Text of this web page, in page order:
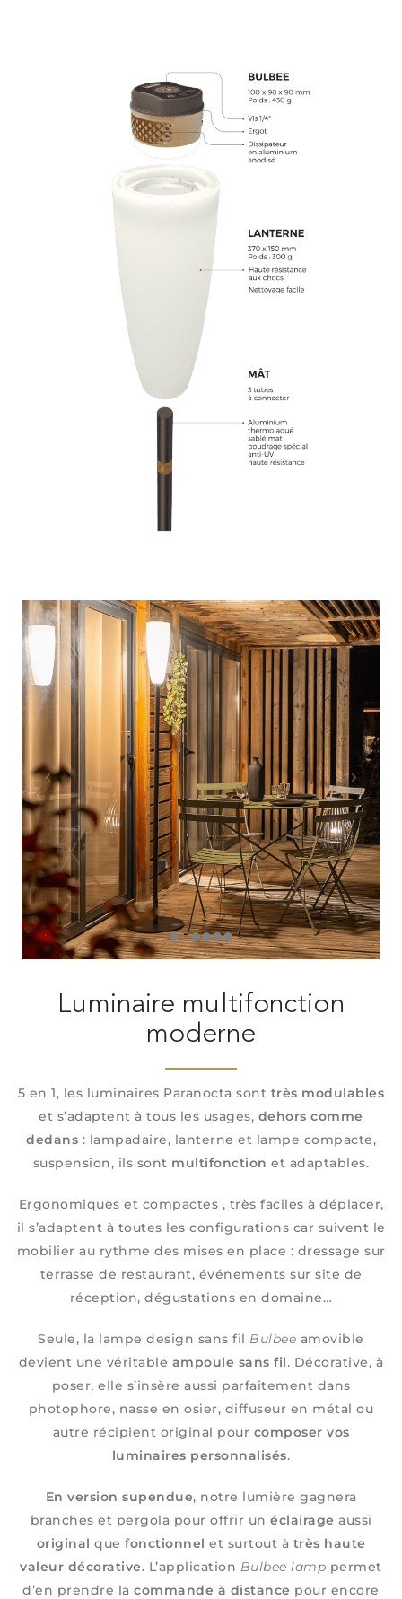
Luminaire multifonction
moderne
5 en 1, les luminaires Paranocta sont très modulables
et s’adaptent à tous les usages, dehors comme
dedans : lampadaire, lanterne et lampe compacte,
suspension, ils sont multifonction et adaptables.
Ergonomiques et compactes , très faciles à déplacer,
il s’adaptent à toutes les configurations car suivent le
mobilier au rythme des mises en place : dressage sur
terrasse de restaurant, événements sur site de
réception, dégustations en domaine…
Seule, la lampe design sans fil Bulbee amovible
devient une véritable ampoule sans fil. Décorative, à
poser, elle s’insère aussi parfaitement dans
photophore, nasse en osier, diffuseur en métal ou
autre récipient original pour composer vos
luminaires personnalisés.
En version supendue, notre lumière gagnera
branches et pergola pour offrir un éclairage aussi
original que fonctionnel et surtout à très haute
valeur décorative. L’application Bulbee lamp permet
d’en prendre lacommande à distance pour encore